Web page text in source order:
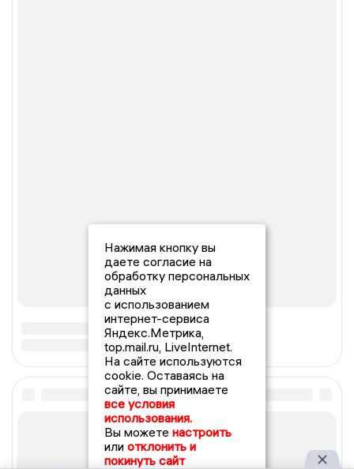
Нажимая кнопку вы
даете согласие на
обработку персональных
данных
с использованием
интернет-сервиса
Яндекс.Метрика,
top.mail.ru, LiveInternet.
На сайте используются
cookie. Оставаясь на
сайте, вы принимаете
все условия
использования.
Вы можете настроить
или отклонить и
покинуть сайт